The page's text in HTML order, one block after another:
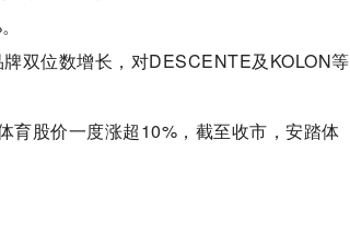
双位数增长，对DESCENTE及KOLON等
育股价一度涨超10%，截至收市，安踏体